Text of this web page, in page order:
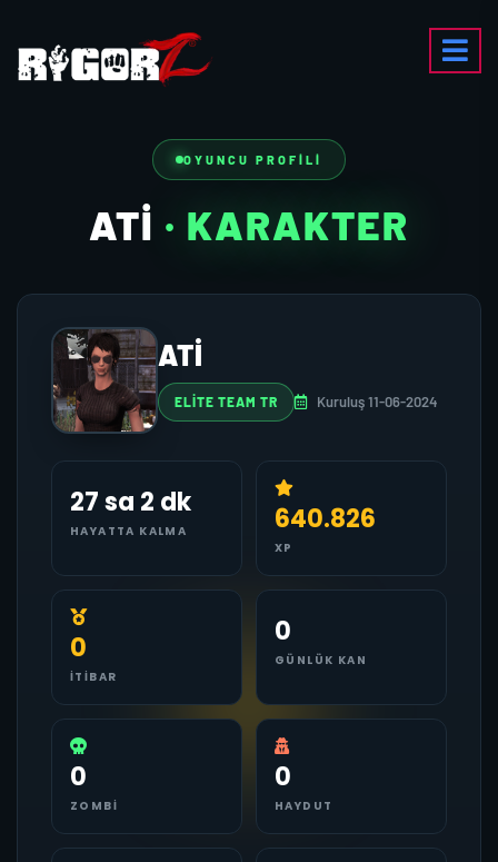
OYUNCU PROFILI
ATI · KARAKTER
ATI
ELİTE TEAM TR Kuruluş 11-06-2024
27 sa 2 dk
HAYATTA KALMA 640.826
XP
0
İTIBAR
0
GÜNLÜK KAN
0
ZOMBI
0
HAYDUT